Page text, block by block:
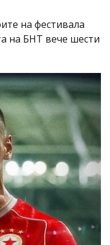
на фестивала
на БНТ вече шести